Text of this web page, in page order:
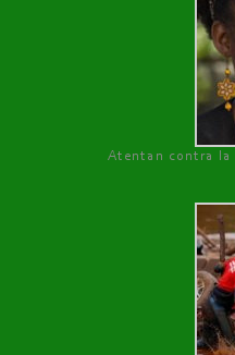
Atentan contra la